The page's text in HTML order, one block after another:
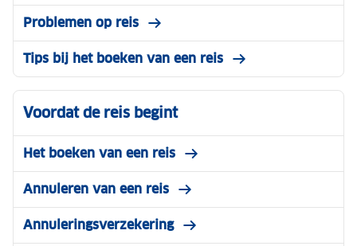
Problemen op reis
Tips bij het boeken van een reis
Voordat de reis begint
Het boeken van een reis
Annuleren van een reis
Annuleringsverzekering